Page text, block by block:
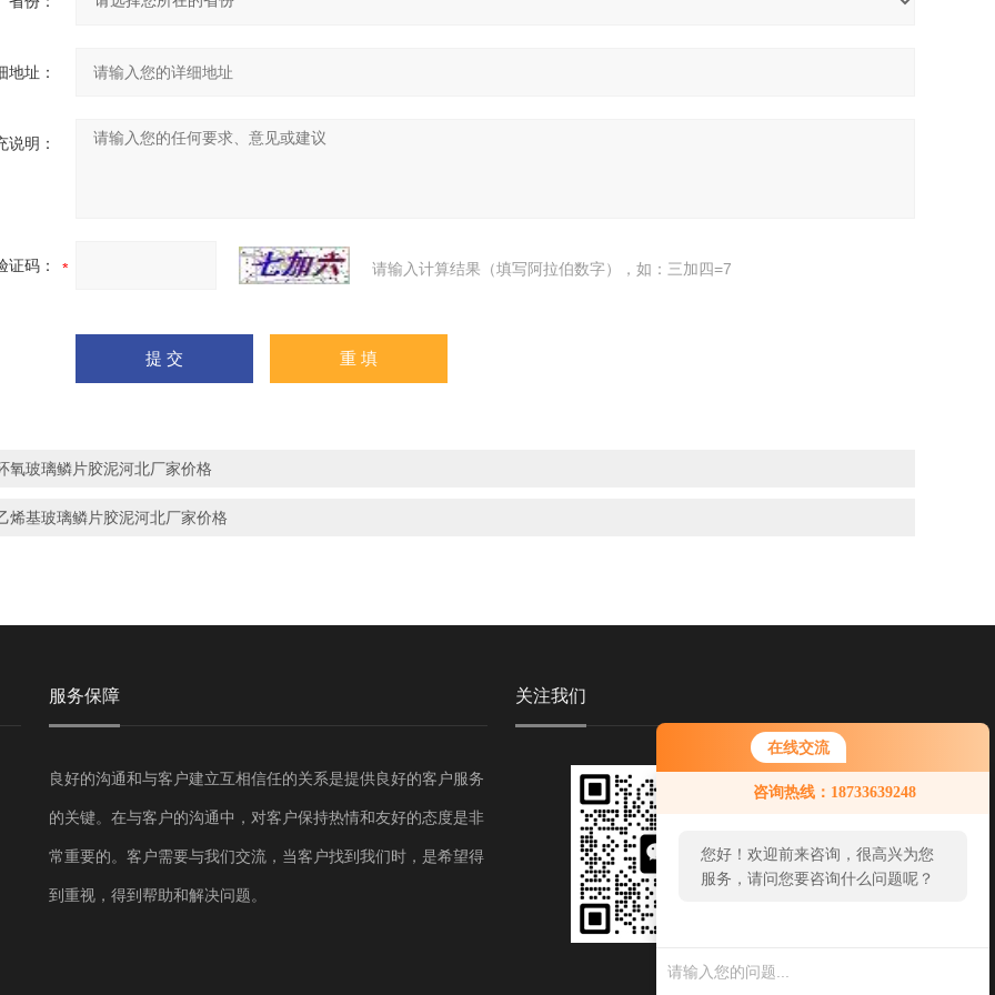
在线交流
咨询热线：18733639248
您好！欢迎前来咨询，很高兴为您
服务，请问您要咨询什么问题呢？
地址：
说明：
证码： 请输入计算结果（填写阿拉伯数字），如：三加四=7
氧玻璃鳞片胶泥河北厂家价格
烯基玻璃鳞片胶泥河北厂家价格
服务保障
良好的沟通和与客户建立互相信任的关系是提供良好的客户服务
的关键。在与客户的沟通中，对客户保持热情和友好的态度是非
常重要的。客户需要与我们交流，当客户找到我们时，是希望得
到重视，得到帮助和解决问题。
关注我们